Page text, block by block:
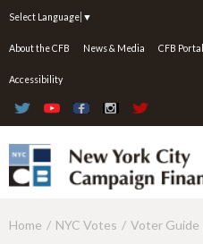
Select Language ▼
About the CFB News & Media CFB Portal
Accessibility
Y
Home NYC Votes Voter Guide